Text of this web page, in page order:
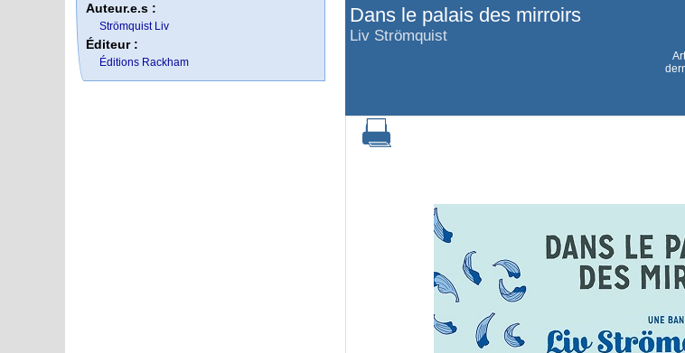
Dans le palais des mirroirs
Liv Strömquist
Auteur.e.s :
Strömquist Liv
Éditeur :
Éditions Rackham